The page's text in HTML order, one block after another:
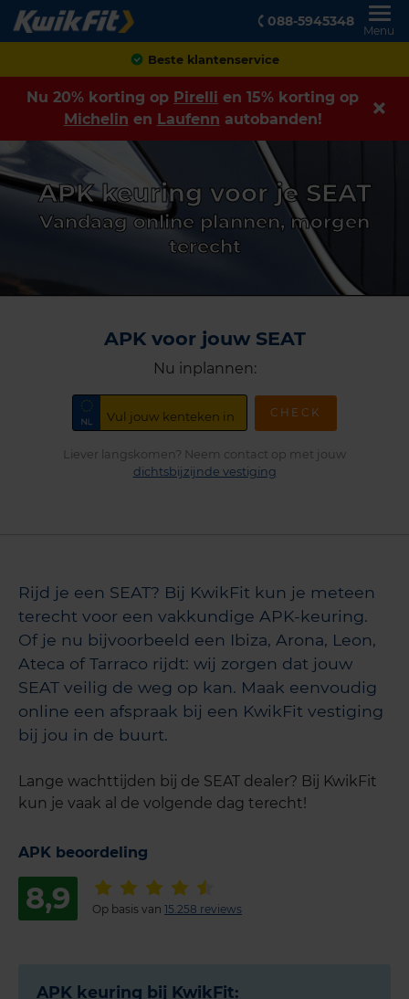
088-5945348
Menu
Beste klantenservice
Nu 20% korting op Pirelli en 15% korting op
Michelin en Laufenn autobanden!
APK keuring voor je SEAT
Vandaag online plannen, morgen
terecht
APK voor jouw SEAT
Nu inplannen:
CHECK
Liever langskomen? Neem contact op met jouw
dichtsbijzijnde vestiging
Rijd je een SEAT? Bij KwikFit kun je meteen
terecht voor een vakkundige APK-keuring.
Of je nu bijvoorbeeld een Ibiza, Arona, Leon,
Ateca of Tarraco rijdt: wij zorgen dat jouw
SEAT veilig de weg op kan. Maak eenvoudig
online een afspraak bij een KwikFit vestiging
bij jou in de buurt.
Lange wachttijden bij de SEAT dealer? Bij KwikFit
kun je vaak al de volgende dag terecht!
APK beoordeling
8,9 Op basis van 15.258 reviews
APK keuring bij KwikFit: